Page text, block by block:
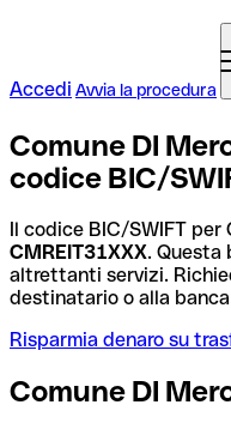
Accedi Avvia la procedura
Comune DI
codice BIC/
Il codice BIC/SWIFT per
CMREIT31XXX. Questa
altrettanti servizi.
destinatario o alla
Risparmia denaro su
Comune DI